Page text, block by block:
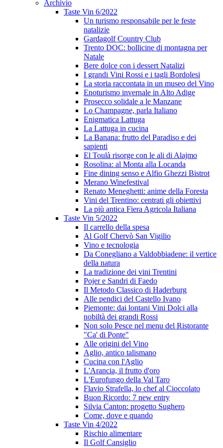
Archivio
Taste Vin 6/2022
Un turismo responsabile per le feste
natalizie
Gardagolf Country Club
Trento DOC: bollicine di montagna per
Natale
Bere dolce con i dessert Natalizi
I grandi Vini Rossi e i tagli Bordolesi
La storia raccontata in un museo del Vino
Enoturismo invernale in Alto Adige
Prosecco solidale a le Manzane
Lo Champagne, parla Italiano
Enigmatica Lattuga
La Lattuga in cucina
La Banana: frutto del Paradiso e dei
sapienti
El Toulà risorge con le ali di Alajmo
Rosolina: al Monta alla Locanda
Fine dining senso e Alfio Ghezzi Bistrot
Merano Winefestival
Renato Meneghetti: anime della Foresta
Vini del Trentino: centrati gli obiettivi
La più antica Fiera Agricola Italiana
Taste Vin 5/2022
Il carrello della spesa
Al Golf Chervò San Vigilio
Vino e tecnologia
Da Conegliano a Valdobbiadene: il vertice
della natura
La tradizione dei vini Trentini
Pojer e Sandri di Faedo
Il Metodo Classico di Haderburg
Alle pendici del Castello Ivano
Piemonte: dai lontani Vini Dolci alla
nobiltà dei grandi Rossi
Non solo Pesce nel menu del Ristorante
"Ca' di Ponte"
Alle origini del Vino
Aglio, antico talismano
Cucina con l'Aglio
L'Arancia, il frutto d'oro
L'Eurofungo della Val Taro
Flavio Strafella, lo chef al Cioccolato
Buon Ricordo: 7 new entry
Silvia Canton: progetto Sughero
Come, dove e quando
Taste Vin 4/2022
Rischio alimentare
Il Golf Cansiglio